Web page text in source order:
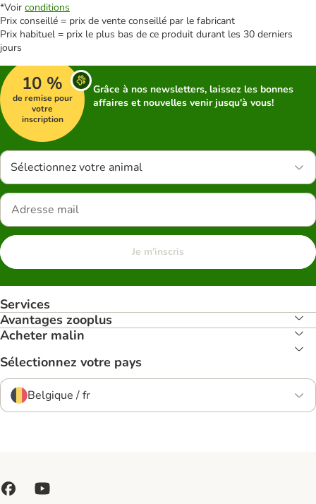
*Voir conditions
Prix conseillé = prix de vente conseillé par le fabricant
Prix habituel = prix le plus bas de ce produit durant les 30 derniers
jours
10 %
de remise pour
votre
inscription
Grâce à nos newsletters, laissez les bonnes
affaires et nouvelles venir jusqu'à vous!
Sélectionnez votre animal
Je m'inscris
Services
Avantages zooplus
Acheter malin
Sélectionnez votre pays
Belgique / fr